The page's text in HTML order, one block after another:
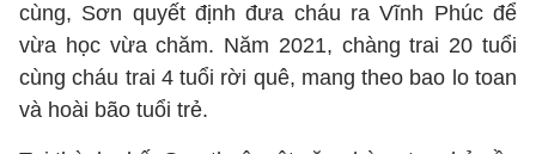
cùng, Sơn quyết định đưa cháu ra Vĩnh Phúc để
vừa học vừa chăm. Năm 2021, chàng trai 20 tuổi
cùng cháu trai 4 tuổi rời quê, mang theo bao lo toan
và hoài bão tuổi trẻ.